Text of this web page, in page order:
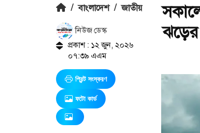
/ বাংলাদেশ / জাতীয়
নিউজ ডেস্ক
প্রকাশ : ১২ জুন, ২০২৬
০৭:৩৯ এএম
প্রিন্ট সংস্করণ
ফটো কার্ড
ঝড়ের